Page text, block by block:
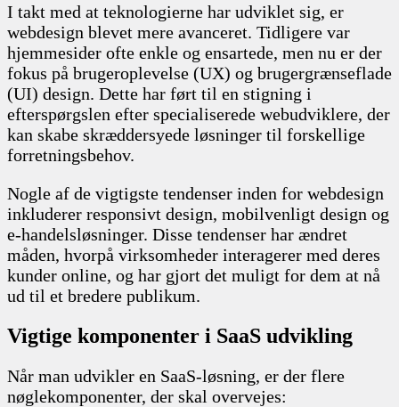
I takt med at teknologierne har udviklet sig, er
webdesign blevet mere avanceret. Tidligere var
hjemmesider ofte enkle og ensartede, men nu er der
fokus på brugeroplevelse (UX) og brugergrænseflade
(UI) design. Dette har ført til en stigning i
efterspørgslen efter specialiserede webudviklere, der
kan skabe skræddersyede løsninger til forskellige
forretningsbehov.
Nogle af de vigtigste tendenser inden for webdesign
inkluderer responsivt design, mobilvenligt design og
e-handelsløsninger. Disse tendenser har ændret
måden, hvorpå virksomheder interagerer med deres
kunder online, og har gjort det muligt for dem at nå
ud til et bredere publikum.
Vigtige komponenter i SaaS udvikling
Når man udvikler en SaaS-løsning, er der flere
nøglekomponenter, der skal overvejes: